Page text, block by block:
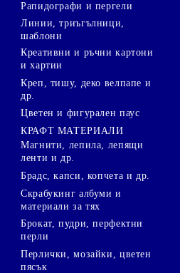
Рапидографи и пергели
Линии, триъгълници,
шаблони
Креативни и ръчни картони
и хартии
Креп, тишу, деко велпапе и
др.
Цветен и фигурален паус
КРАФТ МАТЕРИАЛИ
Магнити, лепила, лепящи
ленти и др.
Брадс, капси, копчета и др.
Скрабукинг албуми и
материали за тях
Брокат, пудри, перфектни
перли
Перлички, мозайки, цветен
пясък